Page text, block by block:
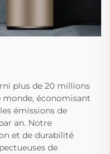
plus de 20 millions
monde, économisant
émissions de
an. Notre
et de durabilité
de